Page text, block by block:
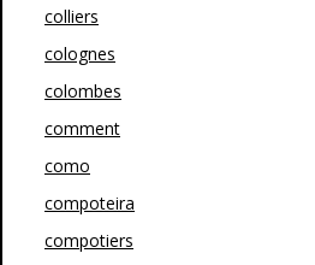
colliers
colognes
colombes
comment
como
compoteira
compotiers